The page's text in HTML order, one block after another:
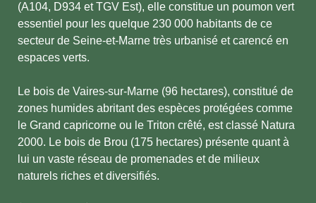
(A104, D934 et TGV Est), elle constitue un poumon vert
essentiel pour les quelque 230 000 habitants de ce
secteur de Seine-et-Marne très urbanisé et carencé en
espaces verts.
Le bois de Vaires-sur-Marne (96 hectares), constitué de
zones humides abritant des espèces protégées comme
le Grand capricorne ou le Triton crêté, est classé Natura
2000. Le bois de Brou (175 hectares) présente quant à
lui un vaste réseau de promenades et de milieux
naturels riches et diversifiés.